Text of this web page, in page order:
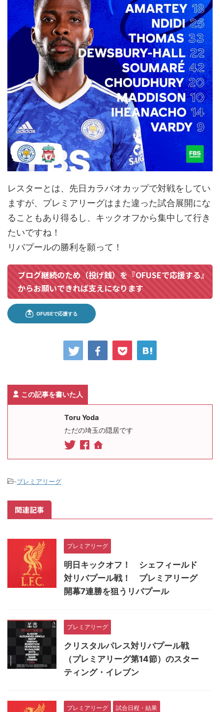
レスターとは、先日カラバオカップで対戦をしてい
ますが、プレミアリーグはまた違った試合展開にな
ることもあり得るし、キックオフから集中して行き
たいですね！
リバプールの勝利を願って！
ブログ継続のため（投げ銭）を『OFUSEで応援する』
からお願いできれば支えになります
この記事を書いた人
Toru Yoda
ただの埼玉の隠居です
-プレミアリーグ
関連記事
プレミアリーグ
明日キックオフ！ シェフィールド
対リバプール戦！ プレミアリーグ
開幕7連勝を狙うリバプール
プレミアリーグ
クリスタルパレス対リバプール戦
（プレミアリーグ第14節）のスター
ティング・イレブン
プレミアリーグ 試合日程・結果